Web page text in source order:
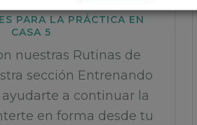
PARA LA PRÁCTICA EN
CASA 5
nuestras Rutinas de
sección Entrenando
ayudarte a continuar la
en forma desde tu